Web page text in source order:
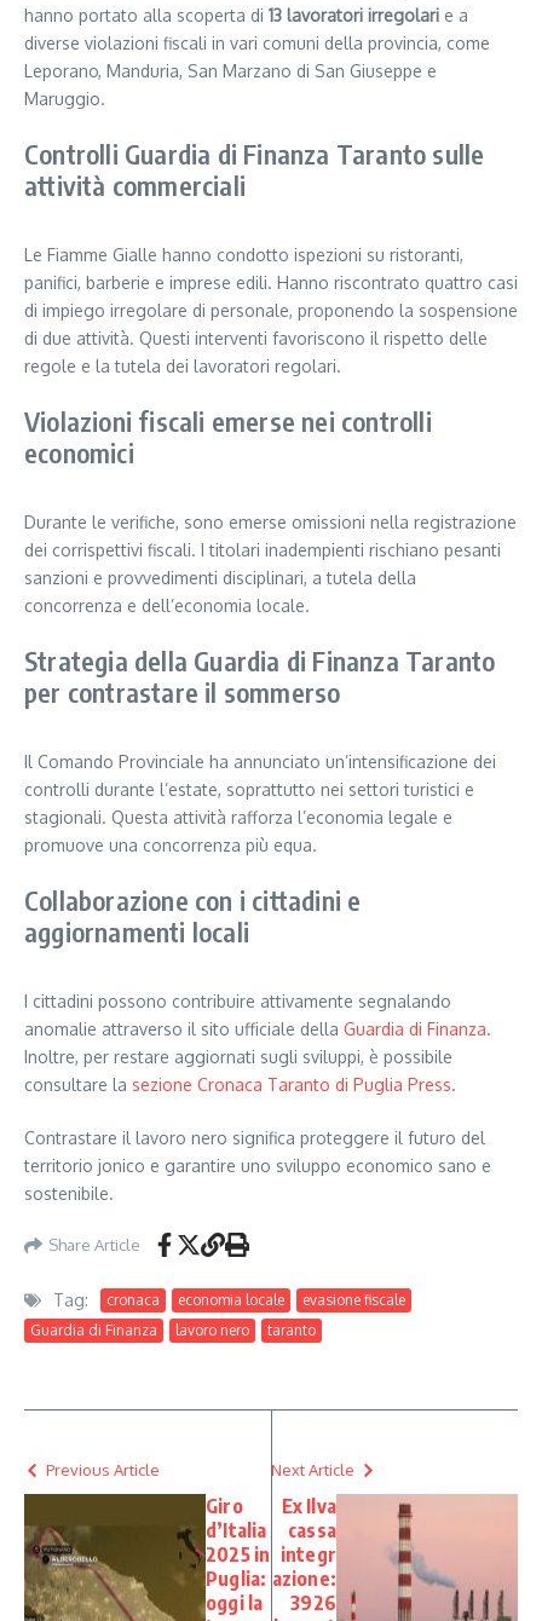
hanno portato alla scoperta di 13 lavoratori irregolari e a
diverse violazioni fiscali in vari comuni della provincia, come
Leporano, Manduria, San Marzano di San Giuseppe e
Maruggio.
Controlli Guardia di Finanza Taranto sulle
attività commerciali
Le Fiamme Gialle hanno condotto ispezioni su ristoranti,
panifici, barberie e imprese edili. Hanno riscontrato quattro casi
di impiego irregolare di personale, proponendo la sospensione
di due attività. Questi interventi favoriscono il rispetto delle
regole e la tutela dei lavoratori regolari.
Violazioni fiscali emerse nei controlli
economici
Durante le verifiche, sono emerse omissioni nella registrazione
dei corrispettivi fiscali. I titolari inadempienti rischiano pesanti
sanzioni e provvedimenti disciplinari, a tutela della
concorrenza e dell’economia locale.
Strategia della Guardia di Finanza Taranto
per contrastare il sommerso
Il Comando Provinciale ha annunciato un’intensificazione dei
controlli durante l’estate, soprattutto nei settori turistici e
stagionali. Questa attività rafforza l’economia legale e
promuove una concorrenza più equa.
Collaborazione con i cittadini e
aggiornamenti locali
I cittadini possono contribuire attivamente segnalando
anomalie attraverso il sito ufficiale della Guardia di Finanza.
Inoltre, per restare aggiornati sugli sviluppi, è possibile
consultare la sezione Cronaca Taranto di Puglia Press.
Contrastare il lavoro nero significa proteggere il futuro del
territorio jonico e garantire uno sviluppo economico sano e
sostenibile.
Share Article
Tag: cronaca economia locale
evasione fiscale
Guardia di Finanza
lavoro nero taranto
Previous Article
Giro
d’Italia
2025 in
Puglia:
oggi la
Next Article
Ex Ilva
cassa
integr
azione:
3926